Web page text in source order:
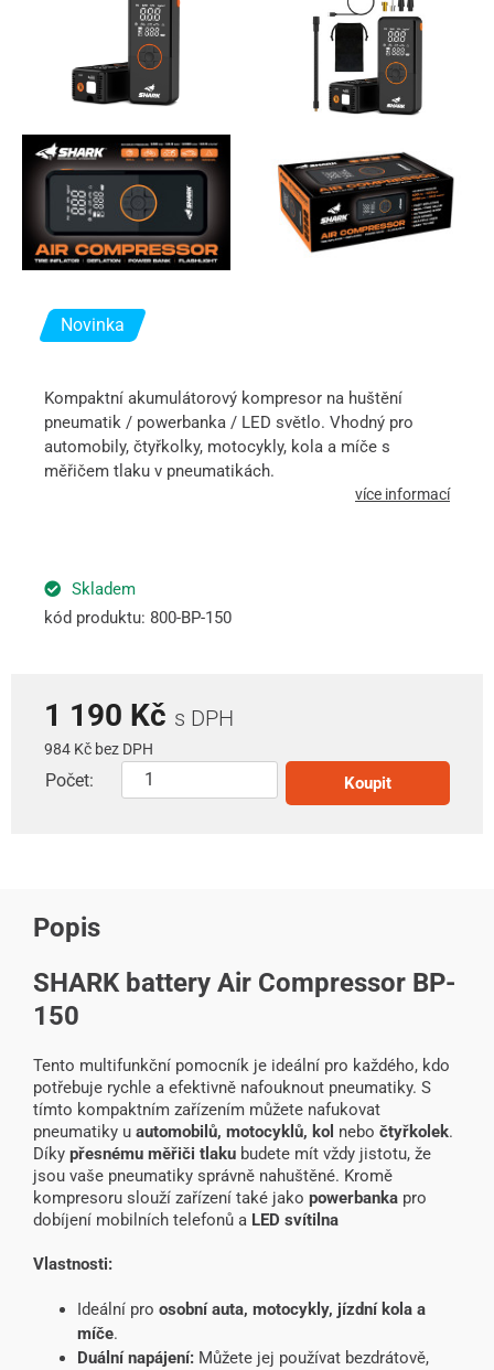
Novinka
Kompaktní akumulátorový kompresor na huštění
pneumatik / powerbanka / LED světlo. Vhodný pro
automobily, čtyřkolky, motocykly, kola a míče s
měřičem tlaku v pneumatikách.
více informací
Skladem
kód produktu: 800-BP-150
1 190 Kč s DPH
984 Kč bez DPH
Počet: Koupit
Popis
SHARK battery Air Compressor BP-
150
Tento multifunkční pomocník je ideální pro každého, kdo
potřebuje rychle a efektivně nafouknout pneumatiky. S
tímto kompaktním zařízením můžete nafukovat
pneumatiky u automobilů, motocyklů, kol nebo čtyřkolek.
Díky přesnému měřiči tlaku budete mít vždy jistotu, že
jsou vaše pneumatiky správně nahuštěné. Kromě
kompresoru slouží zařízení také jako powerbanka pro
dobíjení mobilních telefonů a LED svítilna
Vlastnosti:
Ideální pro osobníauta, motocykly, jízdní kola a
míče.
Duální napájení: Můžete jej používat bezdrátově,